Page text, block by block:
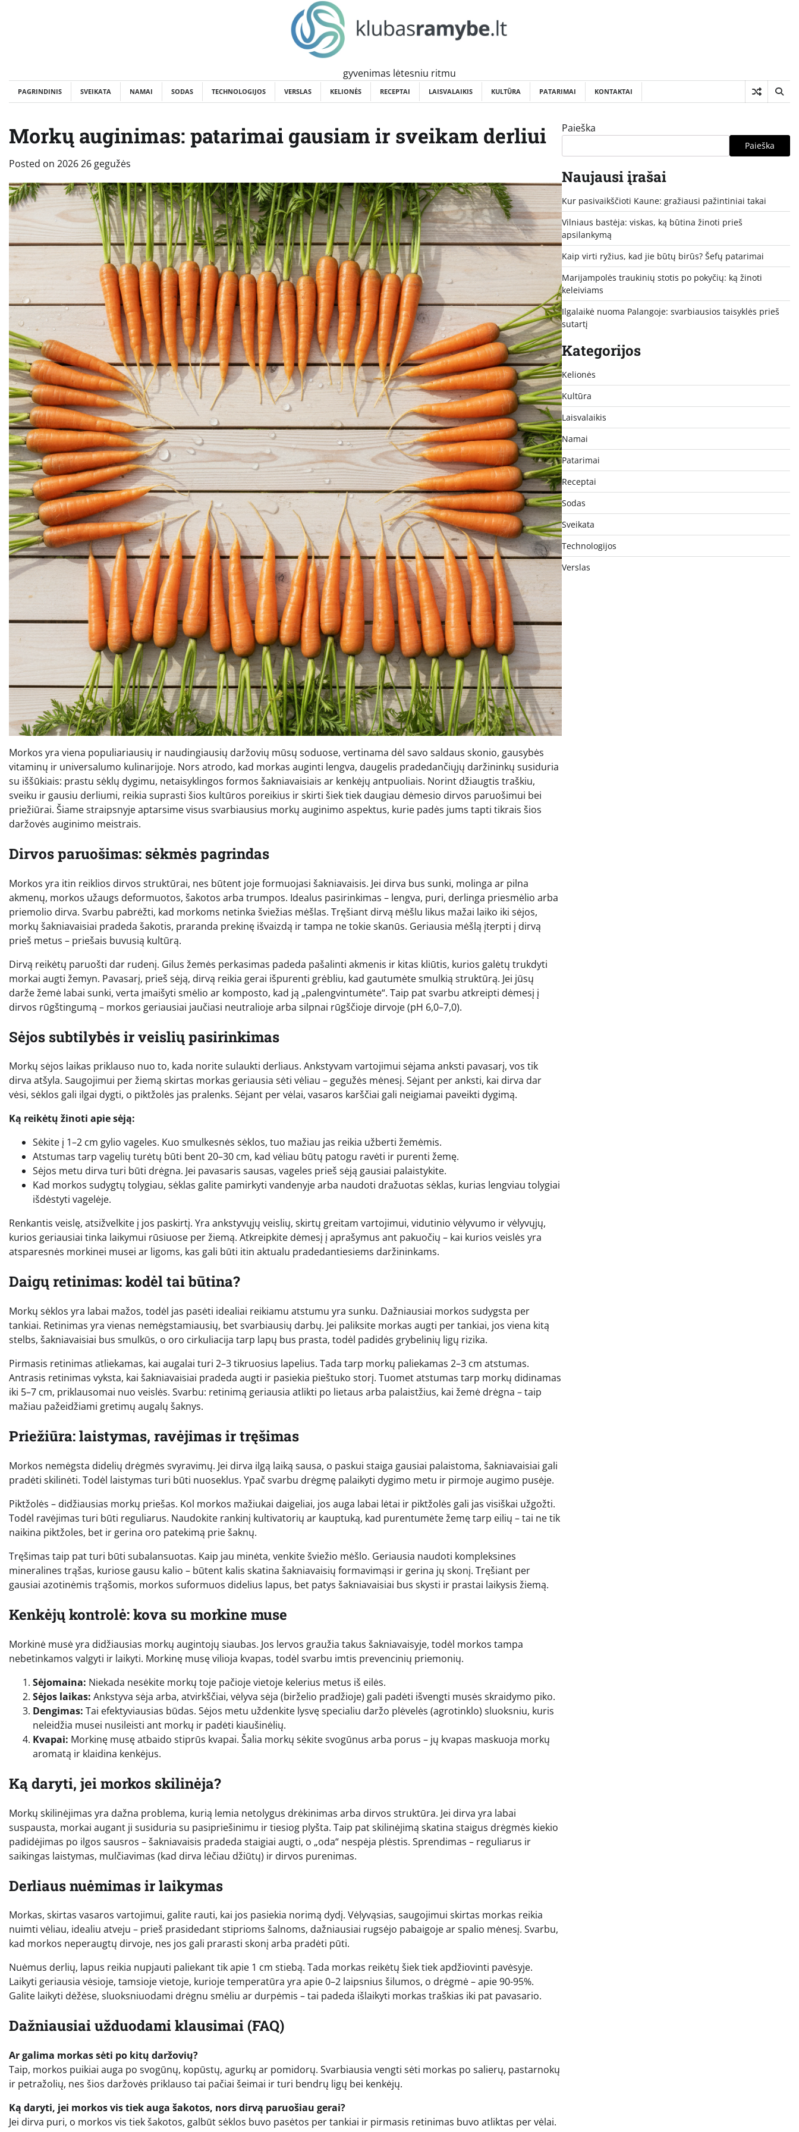
gyvenimas lėtesniu ritmu
PAGRINDINIS SVEIKATA NAMAI SODAS TECHNOLOGIJOS VERSLAS KELIONĖS RECEPTAI LAISVALAIKIS KULTŪRA PATARIMAI KONTAKTAI
Morkų auginimas: patarimai gausiam ir sveikam derliui
Posted on 2026 26 gegužės
Morkos yra viena populiariausių ir naudingiausių daržovių mūsų soduose, vertinama dėl savo saldaus skonio, gausybės
vitaminų ir universalumo kulinarijoje. Nors atrodo, kad morkas auginti lengva, daugelis pradedančiųjų daržininkų susiduria
su iššūkiais: prastu sėklų dygimu, netaisyklingos formos šakniavaisiais ar kenkėjų antpuoliais. Norint džiaugtis traškiu,
sveiku ir gausiu derliumi, reikia suprasti šios kultūros poreikius ir skirti šiek tiek daugiau dėmesio dirvos paruošimui bei
priežiūrai. Šiame straipsnyje aptarsime visus svarbiausius morkų auginimo aspektus, kurie padės jums tapti tikrais šios
daržovės auginimo meistrais.
Dirvos paruošimas: sėkmės pagrindas
Morkos yra itin reiklios dirvos struktūrai, nes būtent joje formuojasi šakniavaisis. Jei dirva bus sunki, molinga ar pilna
akmenų, morkos užaugs deformuotos, šakotos arba trumpos. Idealus pasirinkimas – lengva, puri, derlinga priesmėlio arba
priemolio dirva. Svarbu pabrėžti, kad morkoms netinka šviežias mėšlas. Tręšiant dirvą mėšlu likus mažai laiko iki sėjos,
morkų šakniavaisiai pradeda šakotis, praranda prekinę išvaizdą ir tampa ne tokie skanūs. Geriausia mėšlą įterpti į dirvą
prieš metus – priešais buvusią kultūrą.
Dirvą reikėtų paruošti dar rudenį. Gilus žemės perkasimas padeda pašalinti akmenis ir kitas kliūtis, kurios galėtų trukdyti
morkai augti žemyn. Pavasarį, prieš sėją, dirvą reikia gerai išpurenti grėbliu, kad gautumėte smulkią struktūrą. Jei jūsų
darže žemė labai sunki, verta įmaišyti smėlio ar komposto, kad ją „palengvintumėte“. Taip pat svarbu atkreipti dėmesį į
dirvos rūgštingumą – morkos geriausiai jaučiasi neutralioje arba silpnai rūgščioje dirvoje (pH 6,0–7,0).
Sėjos subtilybės ir veislių pasirinkimas
Morkų sėjos laikas priklauso nuo to, kada norite sulaukti derliaus. Ankstyvam vartojimui sėjama anksti pavasarį, vos tik
dirva atšyla. Saugojimui per žiemą skirtas morkas geriausia sėti vėliau – gegužės mėnesį. Sėjant per anksti, kai dirva dar
vėsi, sėklos gali ilgai dygti, o piktžolės jas pralenks. Sėjant per vėlai, vasaros karščiai gali neigiamai paveikti dygimą.
Ką reikėtų žinoti apie sėją:
Sėkite į 1–2 cm gylio vageles. Kuo smulkesnės sėklos, tuo mažiau jas reikia užberti žemėmis.
Atstumas tarp vagelių turėtų būti bent 20–30 cm, kad vėliau būtų patogu ravėti ir purenti žemę.
Sėjos metu dirva turi būti drėgna. Jei pavasaris sausas, vageles prieš sėją gausiai palaistykite.
Kad morkos sudygtų tolygiau, sėklas galite pamirkyti vandenyje arba naudoti dražuotas sėklas, kurias lengviau tolygiai
išdėstyti vagelėje.
Renkantis veislę, atsižvelkite į jos paskirtį. Yra ankstyvųjų veislių, skirtų greitam vartojimui, vidutinio vėlyvumo ir vėlyvųjų,
kurios geriausiai tinka laikymui rūsiuose per žiemą. Atkreipkite dėmesį į aprašymus ant pakuočių – kai kurios veislės yra
atsparesnės morkinei musei ar ligoms, kas gali būti itin aktualu pradedantiesiems daržininkams.
Daigų retinimas: kodėl tai būtina?
Morkų sėklos yra labai mažos, todėl jas pasėti idealiai reikiamu atstumu yra sunku. Dažniausiai morkos sudygsta per
tankiai. Retinimas yra vienas nemėgstamiausių, bet svarbiausių darbų. Jei paliksite morkas augti per tankiai, jos viena kitą
stelbs, šakniavaisiai bus smulkūs, o oro cirkuliacija tarp lapų bus prasta, todėl padidės grybelinių ligų rizika.
Pirmasis retinimas atliekamas, kai augalai turi 2–3 tikruosius lapelius. Tada tarp morkų paliekamas 2–3 cm atstumas.
Antrasis retinimas vyksta, kai šakniavaisiai pradeda augti ir pasiekia pieštuko storį. Tuomet atstumas tarp morkų didinamas
iki 5–7 cm, priklausomai nuo veislės. Svarbu: retinimą geriausia atlikti po lietaus arba palaistžius, kai žemė drėgna – taip
mažiau pažeidžiami gretimų augalų šaknys.
Priežiūra: laistymas, ravėjimas ir tręšimas
Morkos nemėgsta didelių drėgmės svyravimų. Jei dirva ilgą laiką sausa, o paskui staiga gausiai palaistoma, šakniavaisiai gali
pradėti skilinėti. Todėl laistymas turi būti nuoseklus. Ypač svarbu drėgmę palaikyti dygimo metu ir pirmoje augimo pusėje.
Piktžolės – didžiausias morkų priešas. Kol morkos mažiukai daigeliai, jos auga labai lėtai ir piktžolės gali jas visiškai užgožti.
Todėl ravėjimas turi būti reguliarus. Naudokite rankinį kultivatorių ar kauptuką, kad purentumėte žemę tarp eilių – tai ne tik
naikina piktžoles, bet ir gerina oro patekimą prie šaknų.
Tręšimas taip pat turi būti subalansuotas. Kaip jau minėta, venkite šviežio mėšlo. Geriausia naudoti kompleksines
mineralines trąšas, kuriose gausu kalio – būtent kalis skatina šakniavaisių formavimąsi ir gerina jų skonį. Tręšiant per
gausiai azotinėmis trąšomis, morkos suformuos didelius lapus, bet patys šakniavaisiai bus skysti ir prastai laikysis žiemą.
Kenkėjų kontrolė: kova su morkine muse
Morkinė musė yra didžiausias morkų augintojų siaubas. Jos lervos graužia takus šakniavaisyje, todėl morkos tampa
nebetinkamos valgyti ir laikyti. Morkinę musę vilioja kvapas, todėl svarbu imtis prevencinių priemonių.
Sėjomaina: Niekada nesėkite morkų toje pačioje vietoje kelerius metus iš eilės.
Sėjos laikas: Ankstyva sėja arba, atvirkščiai, vėlyva sėja (birželio pradžioje) gali padėti išvengti musės skraidymo piko.
Dengimas: Tai efektyviausias būdas. Sėjos metu uždenkite lysvę specialiu daržo plėvelės (agrotinklo) sluoksniu, kuris
neleidžia musei nusileisti ant morkų ir padėti kiaušinėlių.
Kvapai: Morkinę musę atbaido stiprūs kvapai. Šalia morkų sėkite svogūnus arba porus – jų kvapas maskuoja morkų
aromatą ir klaidina kenkėjus.
Ką daryti, jei morkos skilinėja?
Morkų skilinėjimas yra dažna problema, kurią lemia netolygus drėkinimas arba dirvos struktūra. Jei dirva yra labai
suspausta, morkai augant ji susiduria su pasipriešinimu ir tiesiog plyšta. Taip pat skilinėjimą skatina staigus drėgmės kiekio
padidėjimas po ilgos sausros – šakniavaisis pradeda staigiai augti, o „oda“ nespėja plėstis. Sprendimas – reguliarus ir
saikingas laistymas, mulčiavimas (kad dirva lėčiau džiūtų) ir dirvos purenimas.
Derliaus nuėmimas ir laikymas
Morkas, skirtas vasaros vartojimui, galite rauti, kai jos pasiekia norimą dydį. Vėlyvąsias, saugojimui skirtas morkas reikia
nuimti vėliau, idealiu atveju – prieš prasidedant stiprioms šalnoms, dažniausiai rugsėjo pabaigoje ar spalio mėnesį. Svarbu,
kad morkos neperaugtų dirvoje, nes jos gali prarasti skonį arba pradėti pūti.
Nuėmus derlių, lapus reikia nupjauti paliekant tik apie 1 cm stiebą. Tada morkas reikėtų šiek tiek apdžiovinti pavėsyje.
Laikyti geriausia vėsioje, tamsioje vietoje, kurioje temperatūra yra apie 0–2 laipsnius šilumos, o drėgmė – apie 90-95%.
Galite laikyti dėžėse, sluoksniuodami drėgnu smėliu ar durpėmis – tai padeda išlaikyti morkas traškias iki pat pavasario.
Dažniausiai užduodami klausimai (FAQ)
Ar galima morkas sėti po kitų daržovių?
Taip, morkos puikiai auga po svogūnų, kopūstų, agurkų ar pomidorų. Svarbiausia vengti sėti morkas po salierų, pastarnokų
ir petražolių, nes šios daržovės priklauso tai pačiai šeimai ir turi bendrų ligų bei kenkėjų.
Ką daryti, jei morkos vis tiek auga šakotos, nors dirvą paruošiau gerai?
Jei dirva puri, o morkos vis tiek šakotos, galbūt sėklos buvo pasėtos per tankiai ir pirmasis retinimas buvo atliktas per vėlai.
Paieška
Paieška
Naujausi įrašai
Kur pasivaikščioti Kaune: gražiausi pažintiniai takai
Vilniaus bastėja: viskas, ką būtina žinoti prieš
apsilankymą
Kaip virti ryžius, kad jie būtų birūs? Šefų patarimai
Marijampolės traukinių stotis po pokyčių: ką žinoti
keleiviams
Ilgalaikė nuoma Palangoje: svarbiausios taisyklės prieš
sutartį
Kategorijos
Kelionės
Kultūra
Laisvalaikis
Namai
Patarimai
Receptai
Sodas
Sveikata
Technologijos
Verslas